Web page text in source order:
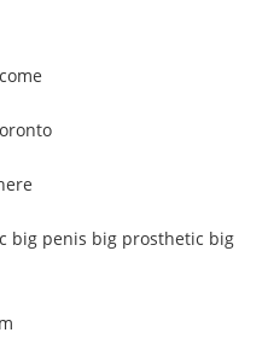
big penis big prosthetic big